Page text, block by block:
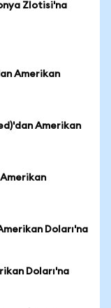
Zlotisi'na
Amerikan
Amerikan
Doları'na
Doları'na